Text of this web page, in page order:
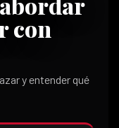
con
y entender qué